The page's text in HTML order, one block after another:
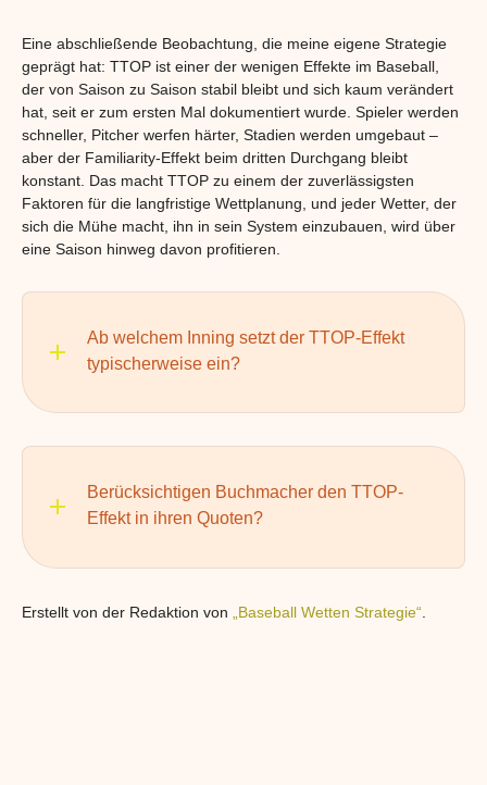
Eine abschließende Beobachtung, die meine eigene Strategie
geprägt hat: TTOP ist einer der wenigen Effekte im Baseball,
der von Saison zu Saison stabil bleibt und sich kaum verändert
hat, seit er zum ersten Mal dokumentiert wurde. Spieler werden
schneller, Pitcher werfen härter, Stadien werden umgebaut –
aber der Familiarity-Effekt beim dritten Durchgang bleibt
konstant. Das macht TTOP zu einem der zuverlässigsten
Faktoren für die langfristige Wettplanung, und jeder Wetter, der
sich die Mühe macht, ihn in sein System einzubauen, wird über
eine Saison hinweg davon profitieren.
Ab welchem Inning setzt der TTOP-Effekt
typischerweise ein?
Berücksichtigen Buchmacher den TTOP-
Effekt in ihren Quoten?
Erstellt von der Redaktion von „Baseball Wetten Strategie“